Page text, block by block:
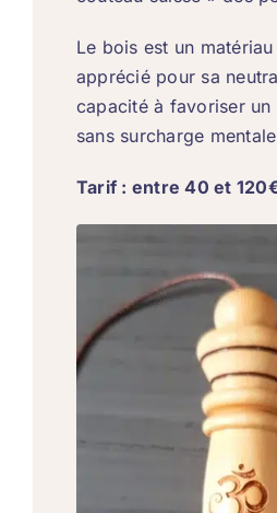
Le bois est un
apprécié pour sa
capacité à favoriser
sans surcharge
Tarif : entre 40 et